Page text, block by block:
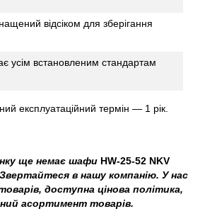
відсіком для зберігання
усім встановленим стандартам
експлуатаційний термін ― 1 рік.
ще немає шафи HW-25-52 NKV
Звертайтеся в нашу компанію. У нас
доступна цінова політика,
асортимент товарів.